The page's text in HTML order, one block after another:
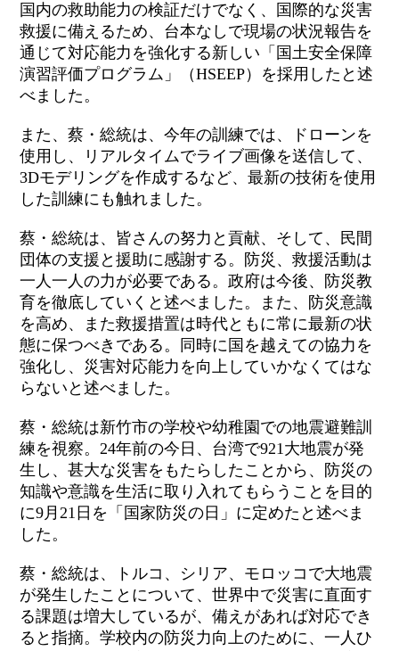
国内の救助能力の検証だけでなく、国際的な災害
救援に備えるため、台本なしで現場の状況報告を
通じて対応能力を強化する新しい「国土安全保障
演習評価プログラム」（HSEEP）を採用したと述
べました。
また、蔡・総統は、今年の訓練では、ドローンを
使用し、リアルタイムでライブ画像を送信して、
3Dモデリングを作成するなど、最新の技術を使用
した訓練にも触れました。
蔡・総統は、皆さんの努力と貢献、そして、民間
団体の支援と援助に感謝する。防災、救援活動は
一人一人の力が必要である。政府は今後、防災教
育を徹底していくと述べました。また、防災意識
を高め、また救援措置は時代ともに常に最新の状
態に保つべきである。同時に国を越えての協力を
強化し、災害対応能力を向上していかなくてはな
らないと述べました。
蔡・総統は新竹市の学校や幼稚園での地震避難訓
練を視察。24年前の今日、台湾で921大地震が発
生し、甚大な災害をもたらしたことから、防災の
知識や意識を生活に取り入れてもらうことを目的
に9月21日を「国家防災の日」に定めたと述べま
した。
蔡・総統は、トルコ、シリア、モロッコで大地震
が発生したことについて、世界中で災害に直面す
る課題は増大しているが、備えがあれば対応でき
ると指摘。学校内の防災力向上のために、一人ひ